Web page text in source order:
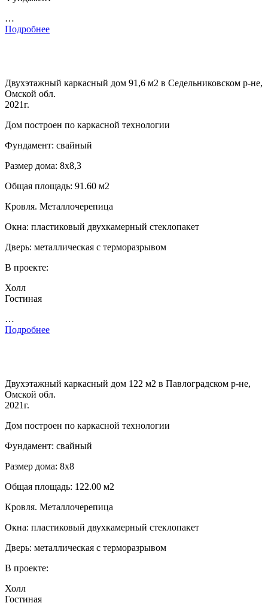
…
Подробнее
Двухэтажный каркасный дом 91,6 м2 в Седельниковском р-не,
Омской обл.
2021г.
Дом построен по каркасной технологии
Фундамент: свайный
Размер дома: 8х8,3
Общая площадь: 91.60 м2
Кровля. Металлочерепица
Окна: пластиковый двухкамерный стеклопакет
Дверь: металлическая с терморазрывом
В проекте:
Холл
Гостиная
…
Подробнее
Двухэтажный каркасный дом 122 м2 в Павлоградском р-не,
Омской обл.
2021г.
Дом построен по каркасной технологии
Фундамент: свайный
Размер дома: 8х8
Общая площадь: 122.00 м2
Кровля. Металлочерепица
Окна: пластиковый двухкамерный стеклопакет
Дверь: металлическая с терморазрывом
В проекте:
Холл
Гостиная